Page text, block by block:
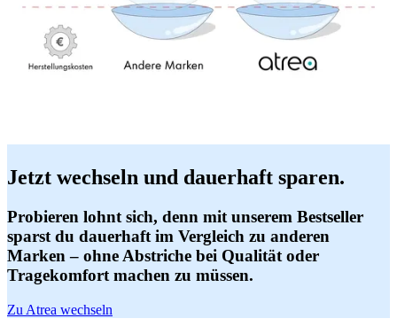
Jetzt wechseln und dauerhaft sparen.
Probieren lohnt sich, denn mit unserem Bestseller
sparst du dauerhaft im Vergleich zu anderen
Marken – ohne Abstriche bei Qualität oder
Tragekomfort machen zu müssen.
Zu Atrea wechseln